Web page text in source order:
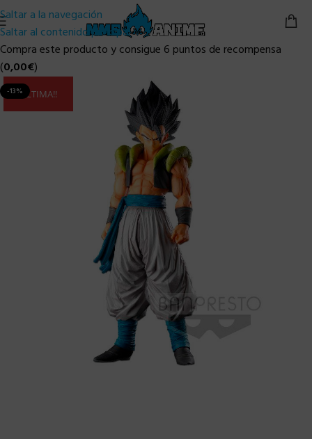
Saltar a la navegación
Saltar al contenido principal
Compra este producto y consigue 6 puntos de recompensa
(0,00€)
-13%ULTIMA!!